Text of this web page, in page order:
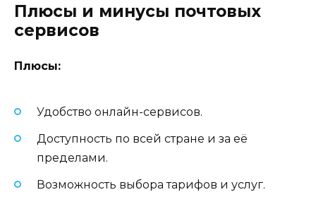
Плюсы и минусы почтовых
сервисов
Плюсы:
Удобство онлайн-сервисов.
Доступность по всей стране и за её
пределами.
Возможность выбора тарифов и услуг.